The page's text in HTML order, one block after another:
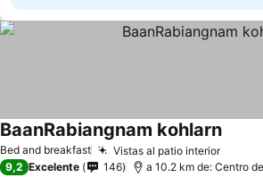
Bed and breakfast Vistas al patio interior
BaanRabiangnam kohlarn
9,2 Excelente 146 a 10.2 km de: Centro